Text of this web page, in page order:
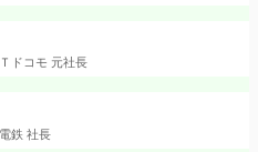
ドコモ 元社長
鉄 社長